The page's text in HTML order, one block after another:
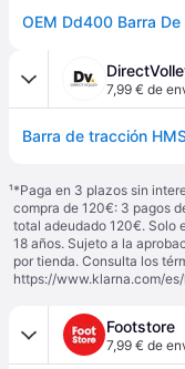
7,99 € de
¹*Paga en 3 plazos sin
compra de 120€: 3 pagos
total adeudado 120€. Solo
18 años. Sujeto a la
por tienda. Consulta los
https://www.klarna.com/
Footstore
7,99 € de